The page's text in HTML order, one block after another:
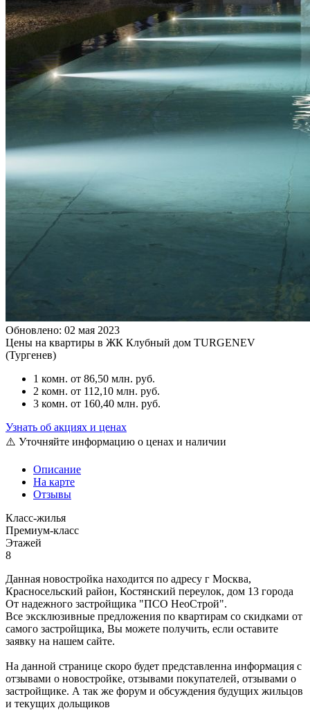
Обновлено: 02 мая 2023
Цены на квартиры в ЖК Клубный дом TURGENEV
(Тургенев)
1 комн. от 86,50 млн. руб.
2 комн. от 112,10 млн. руб.
3 комн. от 160,40 млн. руб.
Узнать об акциях и ценах
⚠️ Уточняйте информацию о ценах и наличии
Описание
На карте
Отзывы
Класс-жилья
Премиум-класс
Этажей
8
Данная новостройка находится по адресу г Москва,
Красносельский район, Костянский переулок, дом 13 города
От надежного застройщика "ПСО НеоСтрой".
Все эксклюзивные предложения по квартирам со скидками от
самого застройщика, Вы можете получить, если оставите
заявку на нашем сайте.
На данной странице скоро будет представленна информация с
отзывами о новостройке, отзывами покупателей, отзывами о
застройщике. А так же форум и обсуждения будущих жильцов
и текущих дольщиков